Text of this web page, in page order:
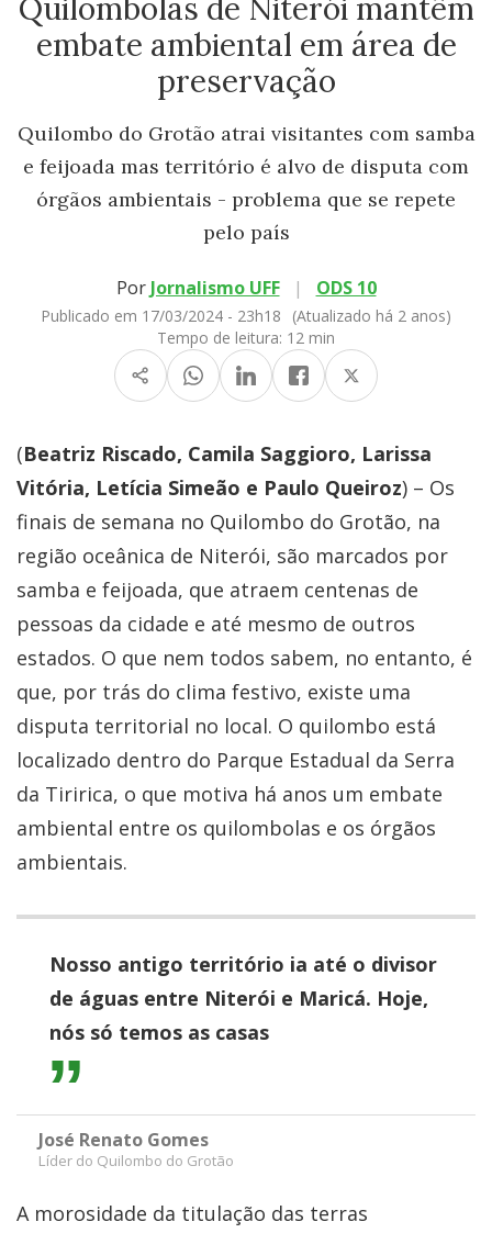
Quilombolas de Niterói mantêm
embate ambiental em área de
preservação
Quilombo do Grotão atrai visitantes com samba
e feijoada mas território é alvo de disputa com
órgãos ambientais - problema que se repete
pelo país
Por Jornalismo UFF | ODS 10
Publicado em 17/03/2024 - 23h18
(Atualizado há 2 anos)
Tempo de leitura: 12 min
(Beatriz Riscado, Camila Saggioro, Larissa
Vitória, Letícia Simeão e Paulo Queiroz) – Os
finais de semana no Quilombo do Grotão, na
região oceânica de Niterói, são marcados por
samba e feijoada, que atraem centenas de
pessoas da cidade e até mesmo de outros
estados. O que nem todos sabem, no entanto, é
que, por trás do clima festivo, existe uma
disputa territorial no local. O quilombo está
localizado dentro do Parque Estadual da Serra
da Tiririca, o que motiva há anos um embate
ambiental entre os quilombolas e os órgãos
ambientais.
Nosso antigo território ia até o divisor
de águas entre Niterói e Maricá. Hoje,
nós só temos as casas
José Renato Gomes
Líder do Quilombo do Grotão
A morosidade da titulação das terras